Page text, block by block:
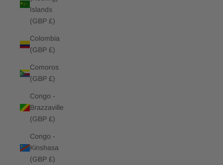
Islands
(GBP £)
Colombia
(GBP £)
Comoros
(GBP £)
Congo -
Brazzaville
(GBP £)
Congo -
Kinshasa
(GBP £)